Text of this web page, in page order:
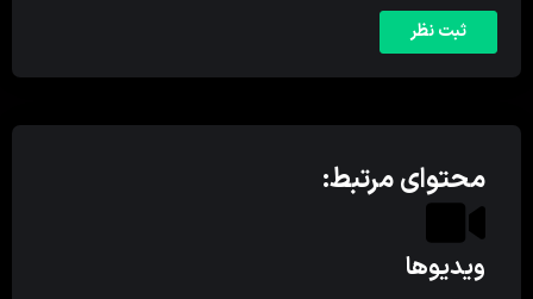
محتوای مرتبط:
ویدیوها